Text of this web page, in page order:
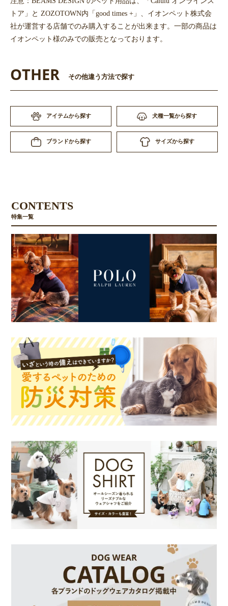
お買い物を続ける カートへ進む
トア」と ZOZOTOWN内「good times +」、イオンペット株式会
社が運営する店舗でのみ購入することが出来ます。一部の商品は
イオンペット様のみでの販売となっております。
OTHER その他違う方法で探す
アイテムから探す 犬種一覧から探す
ブランドから探す サイズから探す
CONTENTS
特集一覧